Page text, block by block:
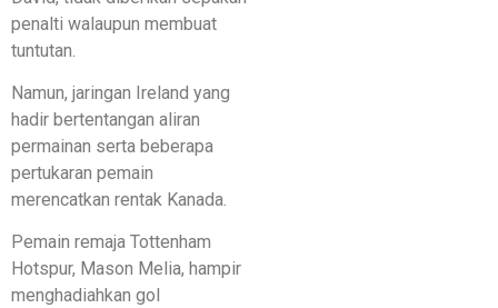
penalti walaupun membuat
tuntutan.
Namun, jaringan Ireland yang
hadir bertentangan aliran
permainan serta beberapa
pertukaran pemain
merencatkan rentak Kanada.
Pemain remaja Tottenham
Hotspur, Mason Melia, hampir
menghadiahkan gol